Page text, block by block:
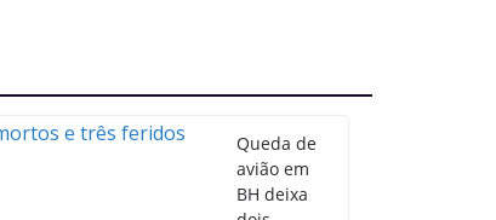
Queda de
avião em
BH deixa